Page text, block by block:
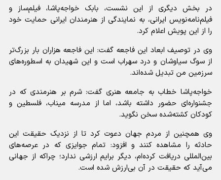
در بخش دیگری از این نشست، بابک خواجه‌پاشا، فیلم‌ساز و
فیلم‌نامه‌نویس ایرانی، به نمایندگی از هنرمندان ایرانی حمایت خود
را از این پویش اعلام کرد.
وی در توصیف ابعاد این فاجعه گفت: این فاجعه هزاران بار بزرگ‌تر
از سوگ سیاوشان و درد سهراب است و این شهیدان به اسطوره‌های
سرزمین من تبدیل شده‌اند.
خواجه‌پاشا خطاب به جامعه هنری گفت: شرم بر هنرمندی که در
جشنواره‌ای حضور داشته باشد، اما از مدرسه میناب، فلسطین و
کودکان کشته‌شده سخن نگوید.
وی همچنین از مردم جهان دعوت کرد تا از نزدیک حقیقت این
حادثه را مشاهده کنند و افزود: تمام جوایزی که در عرصه‌های
بین‌المللی دریافت کرده‌ام، دیگر برایم ارزشی ندارد؛ چراکه از جهانی
می‌آید که حقیقت در آن بی‌ارزش شده است.